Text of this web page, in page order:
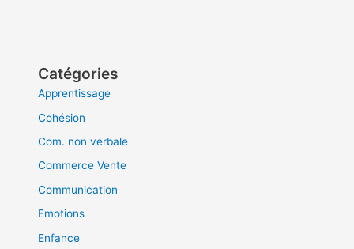
Catégories
Apprentissage
Cohésion
Com. non verbale
Commerce Vente
Communication
Emotions
Enfance